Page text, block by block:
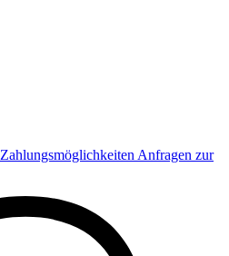
Zahlungsmöglichkeiten Anfragen zur